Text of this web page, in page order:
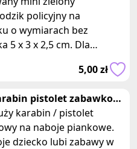
policyjny na
o wymiarach bez
motoryzacji i ciekawych
5,00 zł
pistolet zabawkowy
naboje
karabin / pistolet
na naboje piankowe.
dziecko lubi zabawy w